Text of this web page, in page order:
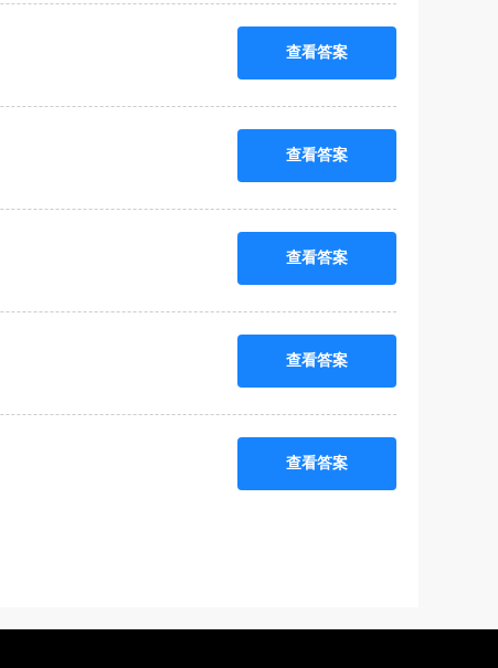
查看答案
查看答案
查看答案
查看答案
查看答案